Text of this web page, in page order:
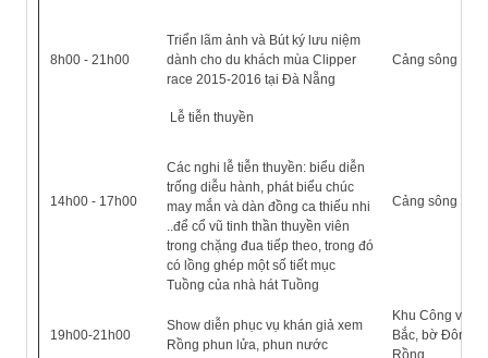
8h00 - 21h00
Triển lãm ảnh và Bút ký lưu niệm
dành cho du khách mùa Clipper
race 2015-2016 tại Đà Nẵng
Cảng sông Hàn
14h00 - 17h00
Lễ tiễn thuyền
Cảng sông Hàn
Các nghi lễ tiễn thuyền: biểu diễn
trống diễu hành, phát biểu chúc
may mắn và dàn đồng ca thiếu nhi
..để cổ vũ tinh thần thuyền viên
trong chặng đua tiếp theo, trong đó
có lồng ghép một số tiết mục
Tuồng của nhà hát Tuồng
19h00-21h00
Show diễn phục vụ khán giả xem
Rồng phun lửa, phun nước
Khu Công viên
Bắc, bờ Đông
Rồng